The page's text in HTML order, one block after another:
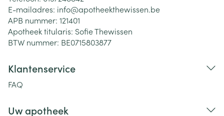
E-mailadres: info@apotheekthewissen.be
APB nummer: 121401
Apotheek titularis: Sofie Thewissen
BTW nummer: BE0715803877
Klantenservice
FAQ
Uw apotheek